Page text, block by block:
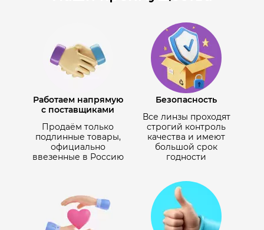
Работаем напрямую
с поставщиками
Продаём только
подлинные товары,
официально
ввезенные в Россию
Безопасность
Все линзы проходят
строгий контроль
качества и имеют
большой срок
годности